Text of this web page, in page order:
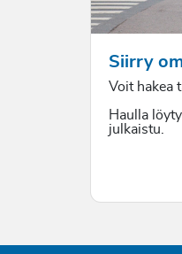
Siirry
Voit hakea
Haulla
julkaistu.